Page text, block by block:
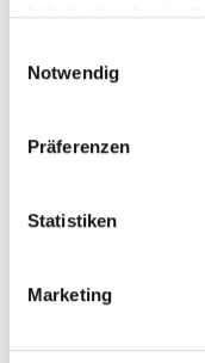
Notwendig
Präferenzen
Statistiken
Marketing
Projekte
CD-REDD:
Mainstreaming